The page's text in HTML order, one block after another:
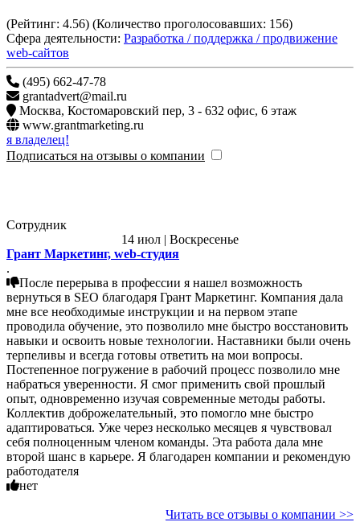
(Рейтинг: 4.56) (Количество проголосовавших: 156)
Сфера деятельности: Разработка / поддержка / продвижение
web-сайтов
(495) 662-47-78
grantadvert@mail.ru
Москва,
Костомаровский пер, 3 - 632 офис, 6 этаж
www.grantmarketing.ru
я владелец!
Подписаться на отзывы о компании
Сотрудник
14 июл | Воскресенье
Грант Маркетинг, web-студия
.
После перерыва в профессии я нашел возможность
вернуться в SEO благодаря Грант Маркетинг. Компания дала
мне все необходимые инструкции и на первом этапе
проводила обучение, это позволило мне быстро восстановить
навыки и освоить новые технологии. Наставники были очень
терпеливы и всегда готовы ответить на мои вопросы.
Постепенное погружение в рабочий процесс позволило мне
набраться уверенности. Я смог применить свой прошлый
опыт, одновременно изучая современные методы работы.
Коллектив доброжелательный, это помогло мне быстро
адаптироваться. Уже через несколько месяцев я чувствовал
себя полноценным членом команды. Эта работа дала мне
второй шанс в карьере. Я благодарен компании и рекомендую
работодателя
нет
Читать все отзывы о компании >>